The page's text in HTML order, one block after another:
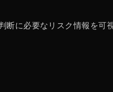
に必要なリスク情報を可